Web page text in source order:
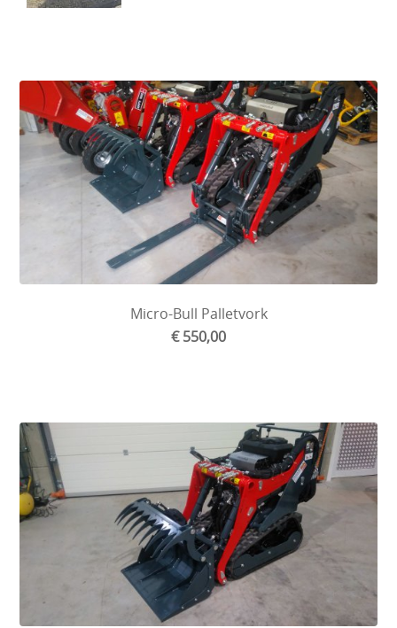
Micro-Bull Palletvork
€ 550,00